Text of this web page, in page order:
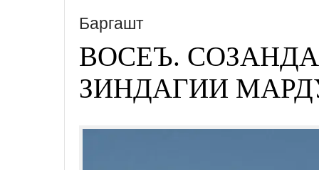
Баргашт
ВОСЕЪ.
ЗИНДАГИИ